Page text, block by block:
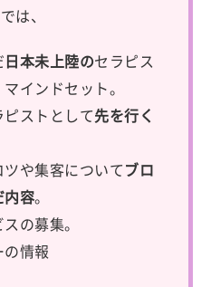
は、
日本未上陸のセラピス
インドセット。
ストとして先を行く
や集客についてブロ
内容。
の募集。
の情報